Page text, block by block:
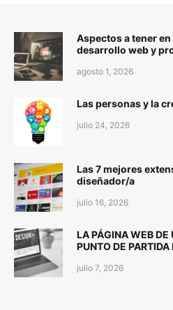
Aspectos a tener
desarrollo web y
agosto 1, 2026
Las personas y la
julio 24, 2026
Las 7 mejores
diseñador/a
julio 16, 2026
LA PÁGINA WEB
PUNTO DE
julio 7, 2026